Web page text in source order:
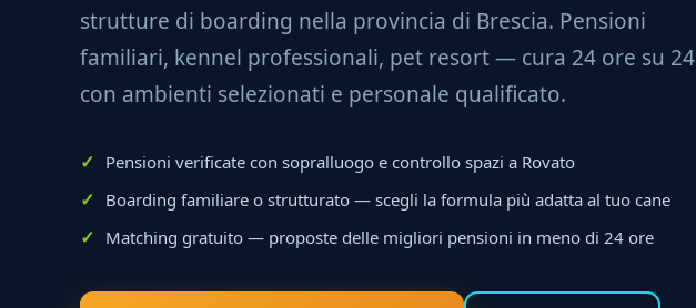
strutture di boarding nella provincia di Brescia. Pensioni
familiari, kennel professionali, pet resort — cura 24 ore su 24
con ambienti selezionati e personale qualificato.
Pensioni verificate con sopralluogo e controllo spazi a Rovato
Boarding familiare o strutturato — scegli la formula più adatta al tuo cane
Matching gratuito — proposte delle migliori pensioni in meno di 24 ore